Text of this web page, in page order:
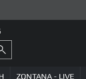
ΖΩΝΤΑΝΑ - LIVE